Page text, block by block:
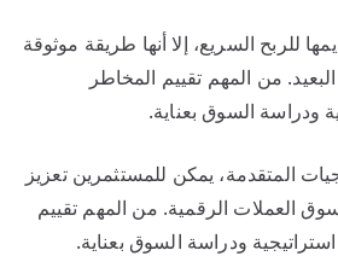
للربح السريع، إلا أنها طريقة موثوقة
من المهم تقييم المخاطر
ودراسة السوق بعناية.
المتقدمة، يمكن للمستثمرين تعزيز
العملات الرقمية. من المهم تقييم
ودراسة السوق بعناية.